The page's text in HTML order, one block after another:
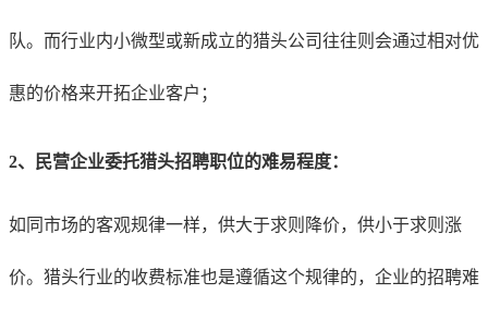
队。而行业内小微型或新成立的猎头公司往往则会通过相对优
惠的价格来开拓企业客户；
2、民营企业委托猎头招聘职位的难易程度：
如同市场的客观规律一样，供大于求则降价，供小于求则涨
价。猎头行业的收费标准也是遵循这个规律的，企业的招聘难